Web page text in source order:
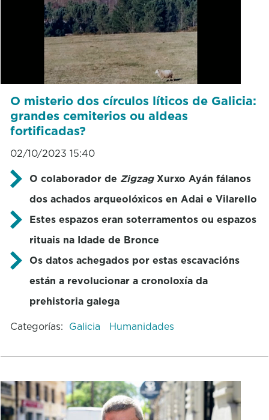
O misterio dos círculos líticos de Galicia:
grandes cemiterios ou aldeas
fortificadas?
02/10/2023 15:40
O colaborador de ZigzagXurxo Ayán fálanos
dos achados arqueolóxicos en Adai e Vilarello
Estes espazos eran soterramentos ou espazos
rituais na Idade de Bronce
Os datos achegados por estas escavacións
están a revolucionar a cronoloxía da
prehistoria galega
Categorías: Galicia Humanidades